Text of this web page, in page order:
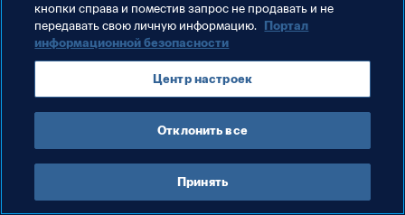
кнопки справа и поместив запрос не продавать и не
передавать свою личную информацию. Портал
информационной безопасности
Центр настроек
Отклонить все
Принять